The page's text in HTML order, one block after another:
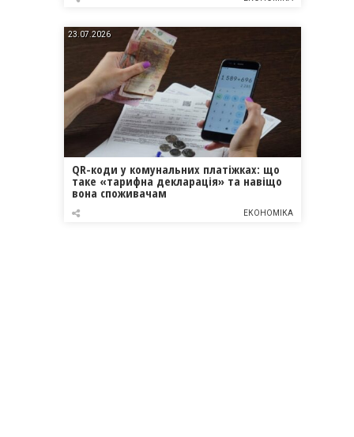
23.07.2026
QR-коди у комунальних платіжках: що
таке «тарифна декларація» та навіщо
вона споживачам
ЕКОНОМІКА